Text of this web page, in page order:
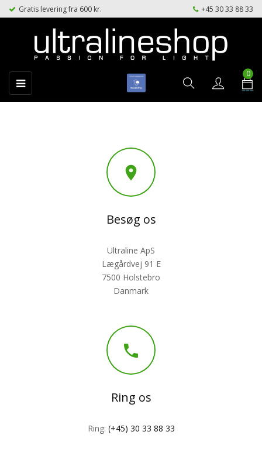
Gratis levering fra 600 kr. +45 30 33 88 33
Toggle
navigation
☰
0

Besøg os
Ultraline ApS
Lægårdvej 91 E
7500 Holstebro
Danmark

Ring os
Ring: (+45) 30 33 88 33